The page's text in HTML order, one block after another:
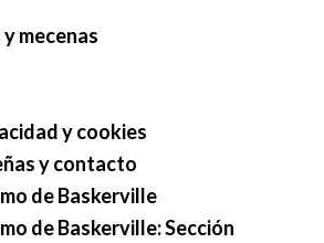
mecenas
y cookies
y contacto
de Baskerville
de Baskerville: Sección